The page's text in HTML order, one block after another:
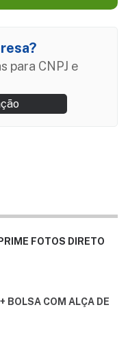
para CNPJ e
FOTOS DIRETO
BOLSA COM ALÇA DE